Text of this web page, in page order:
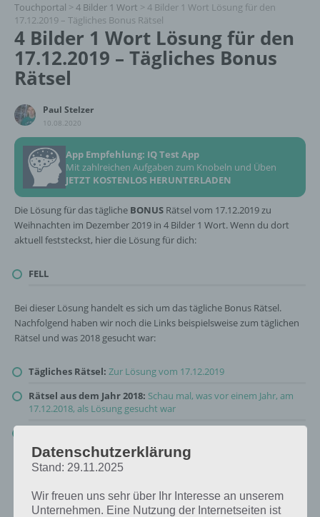
Touchportal > 4 Bilder 1 Wort > 4 Bilder 1 Wort Lösung für den
17.12.2019 – Tägliches Bonus Rätsel
4 Bilder 1 Wort Lösung für den
17.12.2019 – Tägliches Bonus
Rätsel
Paul Stelzer
10.08.2020
App Empfehlung: IQ Test App
Mit zahlreichen Aufgaben zum Knobeln und Üben
JETZT KOSTENLOS HERUNTERLADEN
Die Lösung für das tägliche BONUS Rätsel vom 17.12.2019 zu
Weihnachten im Dezember 2019 in 4 Bilder 1 Wort. Wenn du dort
aktuell feststeckst, hier die Lösung für dich:
FELL
Bei dieser Lösung handelt es sich um das tägliche Bonus Rätsel.
Nachfolgend haben wir noch die Links beispielsweise zum täglichen
Rätsel und was 2018 gesucht war:
Tägliches Rätsel: Zur Lösung vom 17.12.2019
Rätsel aus dem Jahr 2018: Schau mal, was vor einem Jahr, am
17.12.2018, als Lösung gesucht war
Dezember 2019
Datenschutzerklärung
Stand: 29.11.2025
Wir freuen uns sehr über Ihr Interesse an unserem
Unternehmen. Eine Nutzung der Internetseiten ist